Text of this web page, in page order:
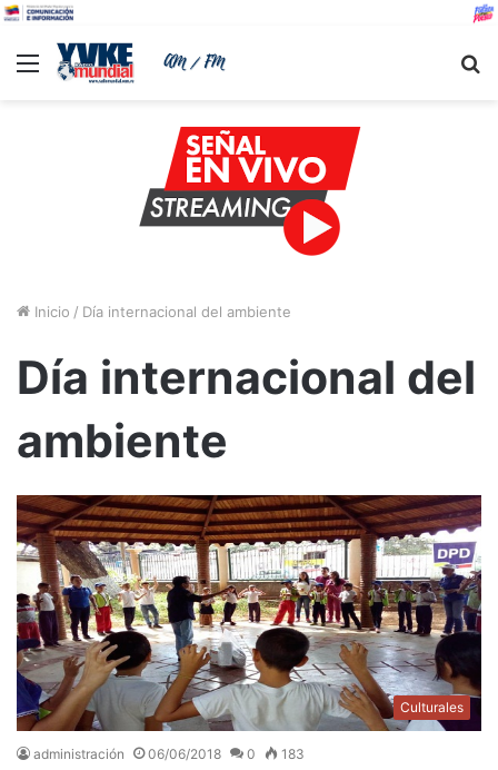
Menu
Inicio / Día internacional del ambiente
Día internacional del
ambiente
Culturales
administración 06/06/2018 0 183